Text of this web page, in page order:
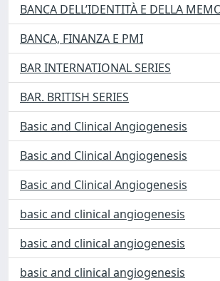
BANCA DELL’IDENTITÀ E DELLA
BANCA, FINANZA E PMI
BAR INTERNATIONAL SERIES
BAR. BRITISH SERIES
Basic and Clinical Angiogenesis
Basic and Clinical Angiogenesis
Basic and Clinical Angiogenesis
basic and clinical angiogenesis
basic and clinical angiogenesis
basic and clinical angiogenesis